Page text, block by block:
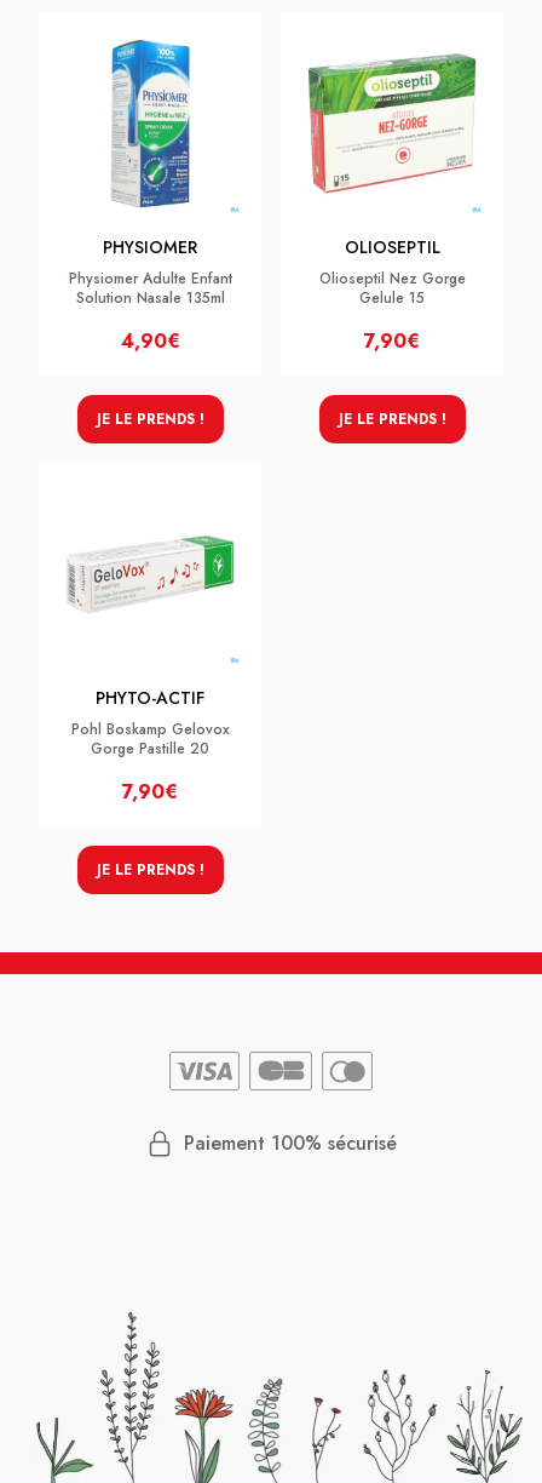
PHYSIOMER
Physiomer Adulte Enfant
Solution Nasale 135ml
4,90€
JE LE PRENDS !
OLIOSEPTIL
Olioseptil Nez Gorge
Gelule 15
7,90€
JE LE PRENDS !
PHYTO-ACTIF
Pohl Boskamp Gelovox
Gorge Pastille 20
7,90€
JE LE PRENDS !
Paiement 100% sécurisé